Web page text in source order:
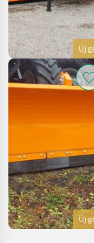
Egyeb
Traktor
Tartozekok
Hoeke
Intertech
Hydrac
Hauer
Új
Új